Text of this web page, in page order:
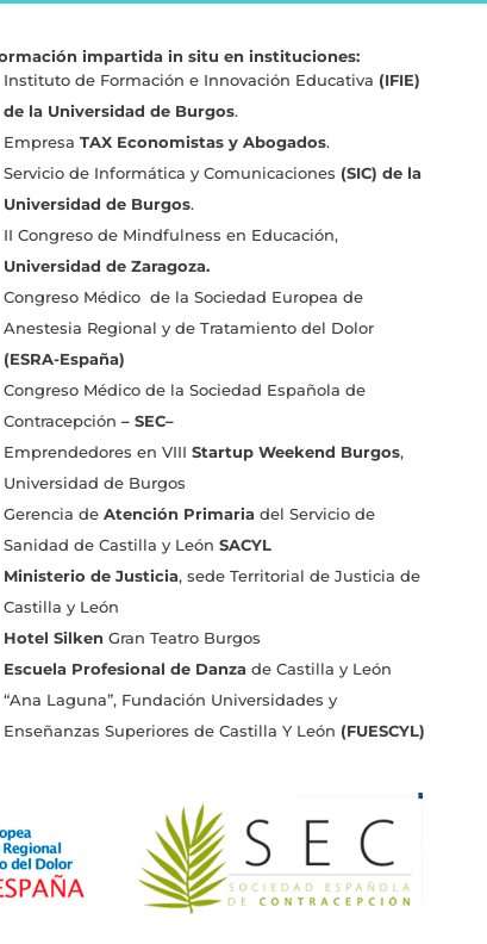
impartida in situ en instituciones:
Instituto de Formación e Innovación Educativa (IFIE)
de la Universidad de Burgos.
Empresa TAX Economistas y Abogados.
Servicio de Informática y Comunicaciones (SIC) de la
Universidad de Burgos.
II Congreso de Mindfulness en Educación,
Universidad de Zaragoza.
Congreso Médico de la Sociedad Europea de
Anestesia Regional y de Tratamiento del Dolor
(ESRA-España)
Congreso Médico de la Sociedad Española de
Contracepción – SEC–
Emprendedores en VIII Startup Weekend Burgos,
Universidad de Burgos
Gerencia de Atención Primariadel Servicio de
Sanidad de Castilla y León SACYL
Ministerio de Justicia, sede Territorial de Justicia de
Castilla y León
Hotel Silken Gran Teatro Burgos
Escuela Profesional de Danzade Castilla y León
“Ana Laguna”, Fundación Universidades y
Enseñanzas Superiores de Castilla Y León (FUESCYL)